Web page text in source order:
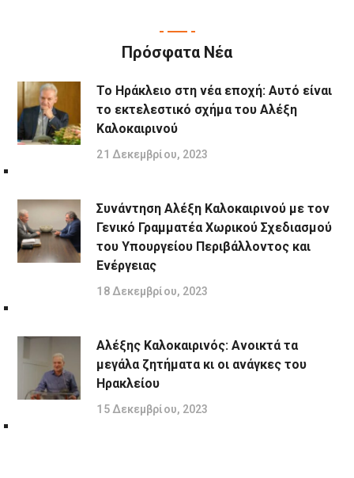
Πρόσφατα Νέα
Το Ηράκλειο στη νέα εποχή: Αυτό είναι
το εκτελεστικό σχήμα του Αλέξη
Καλοκαιρινού
21 Δεκεμβρίου, 2023
Συνάντηση Αλέξη Καλοκαιρινού με τον
Γενικό Γραμματέα Χωρικού Σχεδιασμού
του Υπουργείου Περιβάλλοντος και
Ενέργειας
18 Δεκεμβρίου, 2023
Αλέξης Καλοκαιρινός: Ανοικτά τα
μεγάλα ζητήματα κι οι ανάγκες του
Ηρακλείου
15 Δεκεμβρίου, 2023